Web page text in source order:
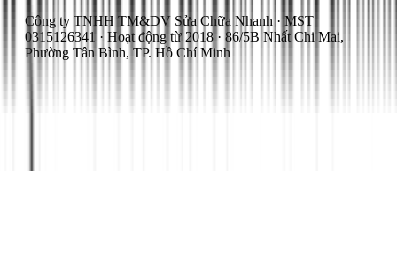
Công ty TNHH TM&DV Sửa Chữa Nhanh · MST
0315126341 · Hoạt động từ 2018 · 86/5B Nhất Chi Mai,
Phường Tân Bình, TP. Hồ Chí Minh